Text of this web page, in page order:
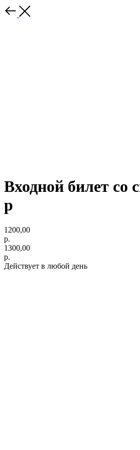
Входной билет со
р
1200,00
р.
1300,00
р.
Действует в любой день